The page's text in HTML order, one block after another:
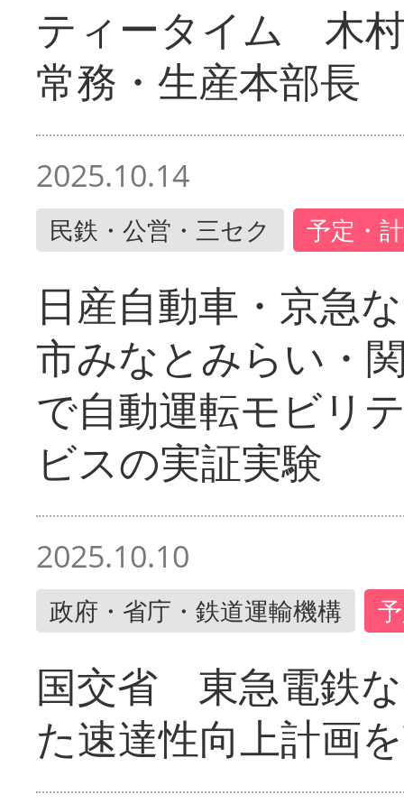
ティータイム 木
常務・生産本部長
2025.10.14
民鉄・公営・三セク 予定・
日産自動車・京急
市みなとみらい・
で自動運転モビリ
ビスの実証実験
2025.10.10
政府・省庁・鉄道運輸機構
国交省 東急電鉄
た速達性向上計画